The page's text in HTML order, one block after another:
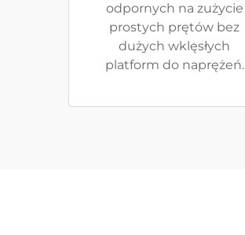
odpornych na zużycie
prostych prętów bez
dużych wklęsłych
platform do naprężeń.